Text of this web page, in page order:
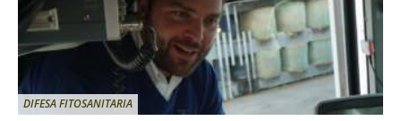
DIFESA FITOSANITARIA